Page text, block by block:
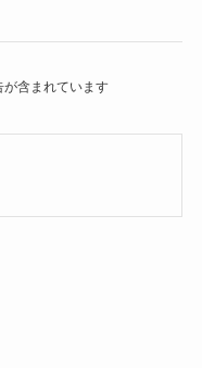
含まれています